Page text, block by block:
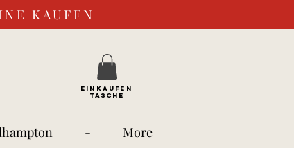
KAUFEN
EINKAUFEN
TASCHE
- More